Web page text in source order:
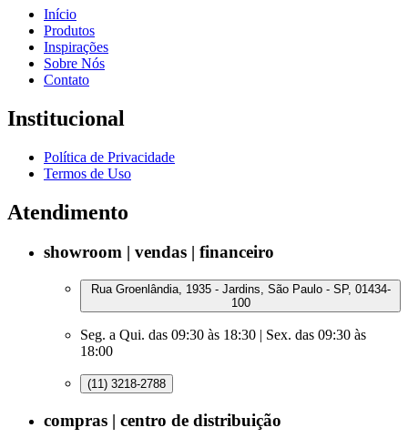
Início
Produtos
Inspirações
Sobre Nós
Contato
Institucional
Política de Privacidade
Termos de Uso
Atendimento
showroom | vendas | financeiro
Rua Groenlândia, 1935 - Jardins, São Paulo - SP, 01434-
100
Seg. a Qui. das 09:30 às 18:30 | Sex. das 09:30 às
18:00
(11) 3218-2788
compras | centro de distribuição